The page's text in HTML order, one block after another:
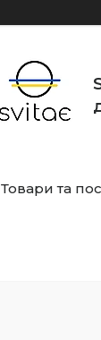
Товари та